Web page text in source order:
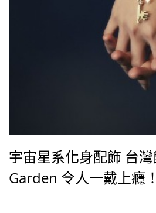
宇宙星系化身配飾 台
Garden 令人一戴上癮！